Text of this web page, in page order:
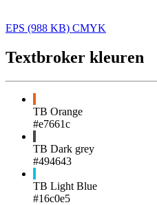
EPS (988 KB) CMYK
Textbroker kleuren
TB Orange
#e7661c
TB Dark grey
#494643
TB Light Blue
#16c0e5